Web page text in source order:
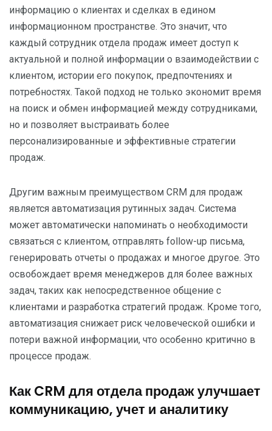
информацию о клиентах и сделках в едином
информационном пространстве. Это значит, что
каждый сотрудник отдела продаж имеет доступ к
актуальной и полной информации о взаимодействии с
клиентом, истории его покупок, предпочтениях и
потребностях. Такой подход не только экономит время
на поиск и обмен информацией между сотрудниками,
но и позволяет выстраивать более
персонализированные и эффективные стратегии
продаж.
Другим важным преимуществом CRM для продаж
является автоматизация рутинных задач. Система
может автоматически напоминать о необходимости
связаться с клиентом, отправлять follow-up письма,
генерировать отчеты о продажах и многое другое. Это
освобождает время менеджеров для более важных
задач, таких как непосредственное общение с
клиентами и разработка стратегий продаж. Кроме того,
автоматизация снижает риск человеческой ошибки и
потери важной информации, что особенно критично в
процессе продаж.
Как CRM для отдела продаж улучшает
коммуникацию, учет и аналитику